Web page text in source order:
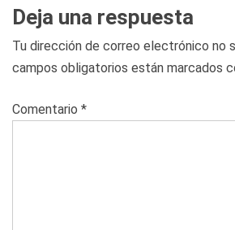
Deja una respuesta
Tu dirección de correo electrónico no
campos obligatorios están marcados
Comentario *